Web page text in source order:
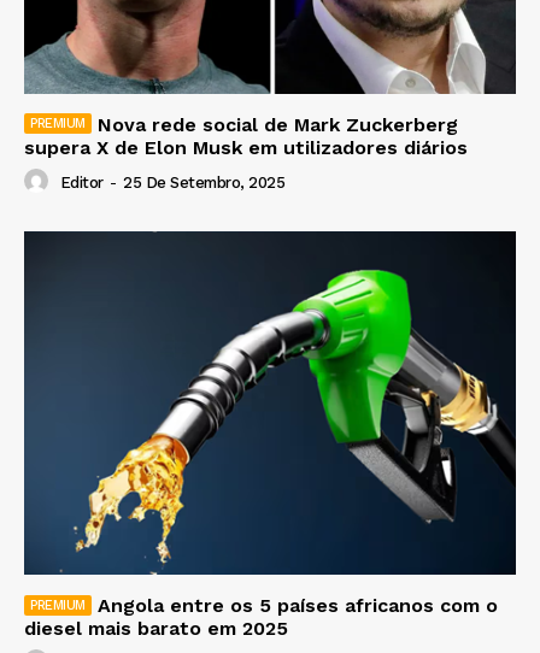
Nova rede social de Mark Zuckerberg
supera X de Elon Musk em utilizadores diários
Editor - 25 De Setembro, 2025
Angola entre os 5 países africanos com o
diesel mais barato em 2025